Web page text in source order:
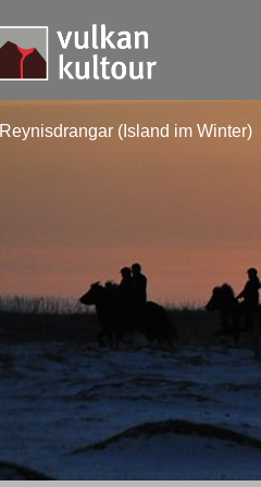
Reynisdrangar (Island im Winter)